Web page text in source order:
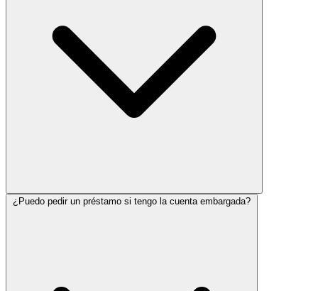
¿Puedo pedir un préstamo si tengo la cuenta embargada?